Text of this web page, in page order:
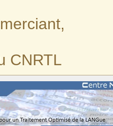
CNRTL